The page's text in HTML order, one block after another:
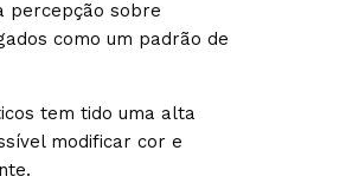
percepção sobre
como um padrão de
tem tido uma alta
modificar cor e